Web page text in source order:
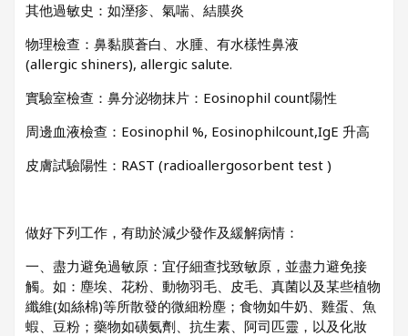
其他過敏史：如溼疹、氣喘、結膜炎
物理檢查：鼻黏膜蒼白、水腫、有水樣性鼻液
(allergic shiners), allergic salute.
實驗室檢查：鼻分泌物抹片：Eosinophil count陽性
周邊血液檢查：Eosinophil %, Eosinophilcount,IgE 升高
皮膚試驗陽性：RAST (radioallergosorbent test )
做好下列工作，有助於減少發作及緩解病情：
一、盡力避免過敏原：宜仔細查找致敏原，並盡力避免接
觸。如：塵埃、花粉、動物羽毛、皮毛、真菌以及某些植物
纖維(如絲棉)等所散發的微細粉塵；食物如牛奶、雞蛋、魚
蝦、豆粉；藥物如磺氨劑、抗生素、阿司匹靈，以及化妝